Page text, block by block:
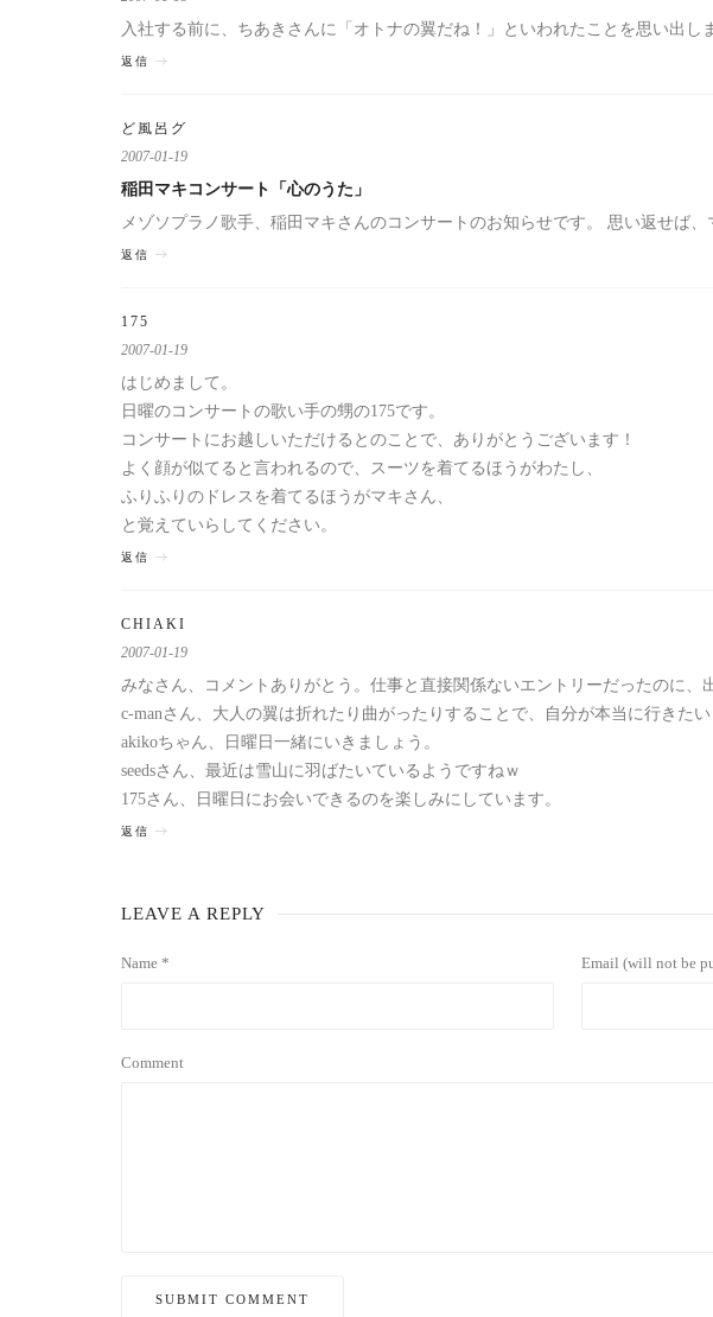
入社する前に、ちあきさんに「オトナの翼だね！」といわれたことを思い出し
返信
ど風呂グ
2007-01-19
稲田マキコンサート「心のうた」
メゾソプラノ歌手、稲田マキさんのコンサートのお知らせです。 思い返せば
返信
175
2007-01-19
はじめまして。
日曜のコンサートの歌い手の甥の175です。
コンサートにお越しいただけるとのことで、ありがとうございます！
よく顔が似てると言われるので、スーツを着てるほうがわたし、
ふりふりのドレスを着てるほうがマキさん、
と覚えていらしてください。
返信
CHIAKI
2007-01-19
みなさん、コメントありがとう。仕事と直接関係ないエントリーだったのに
c-manさん、大人の翼は折れたり曲がったりすることで、自分が本当に行きた
akikoちゃん、日曜日一緒にいきましょう。
seedsさん、最近は雪山に羽ばたいているようですねｗ
175さん、日曜日にお会いできるのを楽しみにしています。
返信
LEAVE A REPLY
Name * Email (will not be
Comment